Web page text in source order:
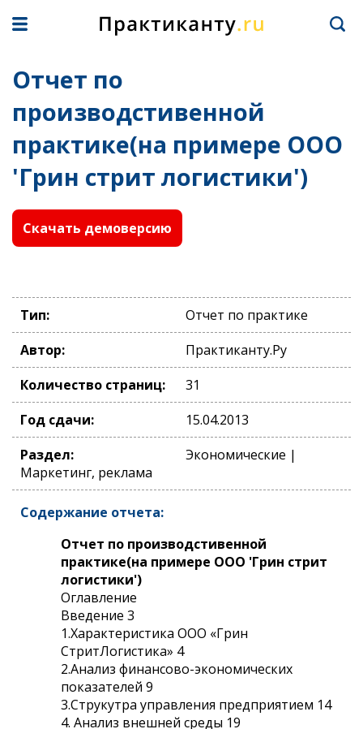
Отчет по
производстивенной
практике(на примере ООО
'Грин стрит логистики')
Скачать демоверсию
Тип:
Отчет по практике
Автор:
Практиканту.Ру
Количество страниц:
31
Год сдачи:
15.04.2013
Раздел:
Экономические |
Маркетинг, реклама
Содержание отчета:
Отчет по производстивенной
практике(на примере ООО 'Грин стрит
логистики')
Оглавление
Введение 3
1.Характеристика ООО «Грин
СтритЛогистика» 4
2.Анализ финансово-экономических
показателей 9
3.Струкутра управления предприятием 14
4. Анализ внешней среды 19